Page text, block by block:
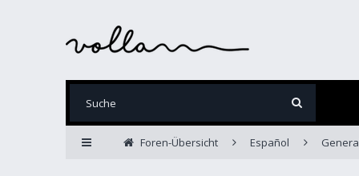
Foren-Übersicht Español